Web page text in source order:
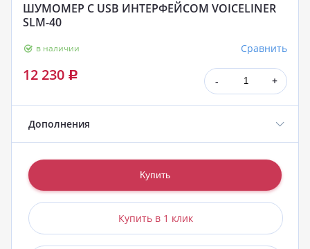
ШУМОМЕР С USB ИНТЕРФЕЙСОМ VOICELINER
SLM-40
в наличии Сравнить
- +
12 230 Р
Дополнения
Купить в 1 клик